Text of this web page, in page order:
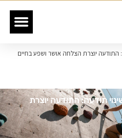
יום לשינוי תודעה: התודעה יוצרת